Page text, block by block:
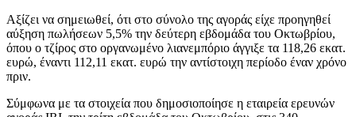
Αξίζει να σημειωθεί, ότι στο σύνολο της αγοράς είχε προηγηθεί
αύξηση πωλήσεων 5,5% την δεύτερη εβδομάδα του Οκτωβρίου,
όπου ο τζίρος στο οργανωμένο λιανεμπόριο άγγιξε τα 118,26 εκατ.
ευρώ, έναντι 112,11 εκατ. ευρώ την αντίστοιχη περίοδο έναν χρόνο
πριν.
Σύμφωνα με τα στοιχεία που δημοσιοποίησε η εταιρεία ερευνών